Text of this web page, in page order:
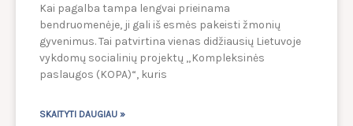
Kai pagalba tampa lengvai prieinama
bendruomenėje, ji gali iš esmės pakeisti žmonių
gyvenimus. Tai patvirtina vienas didžiausių Lietuvoje
vykdomų socialinių projektų „Kompleksinės
paslaugos (KOPA)“, kuris
SKAITYTI DAUGIAU »